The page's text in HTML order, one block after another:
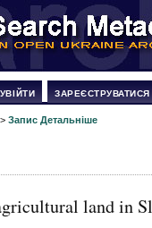
УВІЙТИ ЗАРЕЄСТРУВАТИСЯ
> Запис Детальніше
land in